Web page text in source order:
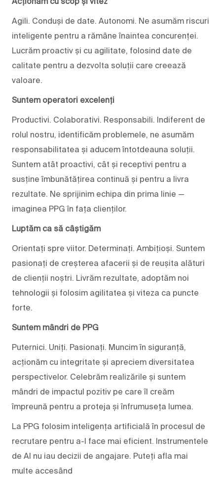
Agili. Conduși de date. Autonomi. Ne asumăm riscuri
inteligente pentru a rămâne înaintea concurenței.
Lucrăm proactiv și cu agilitate, folosind date de
calitate pentru a dezvolta soluții care creează
valoare.
Suntem operatori excelenți
Productivi. Colaborativi. Responsabili. Indiferent de
rolul nostru, identificăm problemele, ne asumăm
responsabilitatea și aducem întotdeauna soluții.
Suntem atât proactivi, cât și receptivi pentru a
susține îmbunătățirea continuă și pentru a livra
rezultate. Ne sprijinim echipa din prima linie —
imaginea PPG în fața clienților.
Luptăm ca să câștigăm
Orientați spre viitor. Determinați. Ambițioși. Suntem
pasionați de creșterea afacerii și de reușita alături
de clienții noștri. Livrăm rezultate, adoptăm noi
tehnologii și folosim agilitatea și viteza ca puncte
forte.
Suntem mândri de PPG
Puternici. Uniți. Pasionați. Muncim în siguranță,
acționăm cu integritate și apreciem diversitatea
perspectivelor. Celebrăm realizările și suntem
mândri de impactul pozitiv pe care îl creăm
împreună pentru a proteja și înfrumuseța lumea.
La PPG folosim inteligența artificială în procesul de
recrutare pentru a-l face mai eficient. Instrumentele
de AI nu iau decizii de angajare. Puteți afla mai
multe accesând